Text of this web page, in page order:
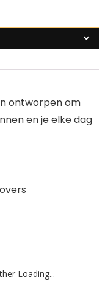
ontworpen om
en je elke dag
Loading...